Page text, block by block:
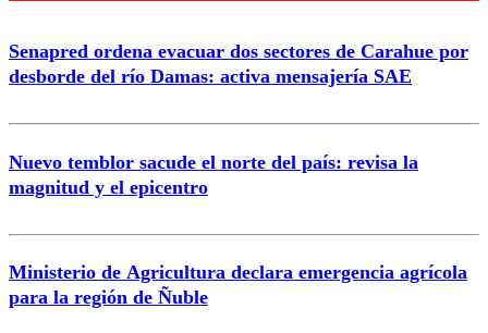
Correo
Senapred ordena evacuar dos sectores de Carahue por
desborde del río Damas: activa mensajería SAE
Nuevo temblor sacude el norte del país: revisa la
magnitud y el epicentro
Ministerio de Agricultura declara emergencia agrícola
para la región de Ñuble